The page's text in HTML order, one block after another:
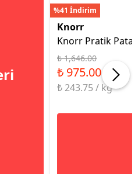
%41 İndirim
Knorr
Knorr Pratik
₺ 1,646.00
₺ 975.00
₺ 243.75 / kg